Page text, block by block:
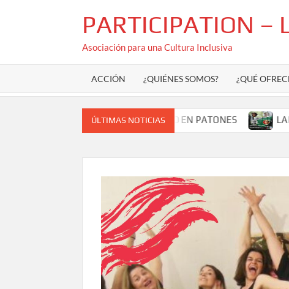
PARTICIPATION –
Asociación para una Cultura Inclusiva
ACCIÓN ¿QUIÉNES SOMOS? ¿QUÉ
ÚLTIMAS NOTICIAS
DE TEATRO COMUNITARIO EN PATONES